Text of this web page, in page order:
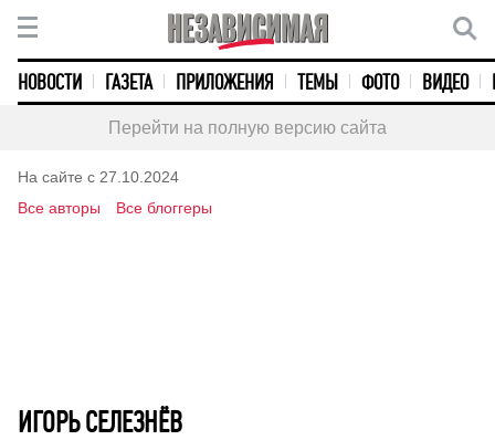
НОВОСТИ ГАЗЕТА ПРИЛОЖЕНИЯ ТЕМЫ ФОТО ВИДЕО
Перейти на полную версию сайта
На сайте с 27.10.2024
Все авторы
Все блоггеры
ИГОРЬ СЕЛЕЗНЁВ